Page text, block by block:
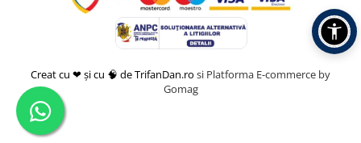
Creat cu ❤ și cu 🧠 de TrifanDan.ro si Platforma E-commerce by
Gomag